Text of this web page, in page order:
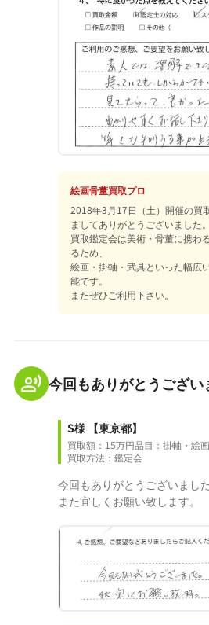
絵画骨董買取プロ
2018年3月17日（土）開催の買
ましてありがとうございました。
買取鑑定会は美術・骨董に携わ
るため、
絵画・掛軸・武具といった幅広
能です。
またぜひご利用下さい。
今回もありがとうござい
S様 【東京都】
買取額：15万円品目：掛軸・絵
買取方法：鑑定会
今回もありがとうございました
また宜しくお願い致します。